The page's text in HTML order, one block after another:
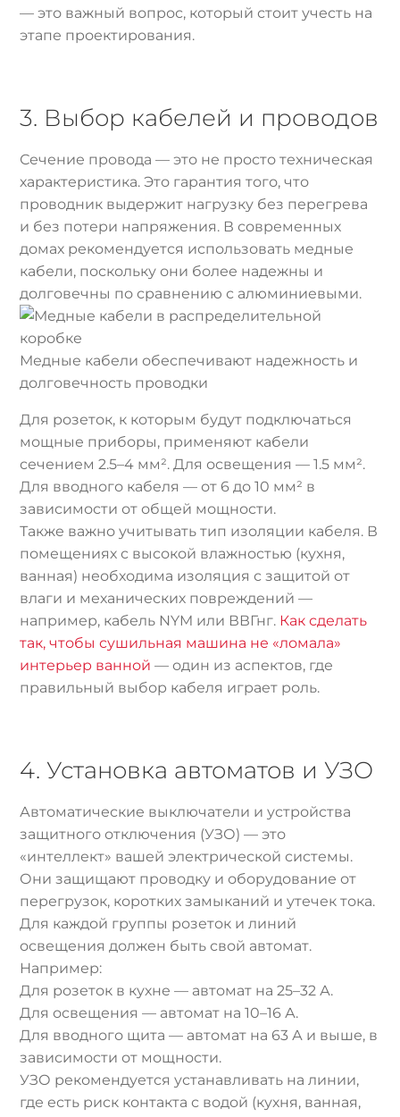
— это важный вопрос, который стоит учесть на
этапе проектирования.
3. Выбор кабелей и проводов
Сечение провода — это не просто техническая
характеристика. Это гарантия того, что
проводник выдержит нагрузку без перегрева
и без потери напряжения. В современных
домах рекомендуется использовать медные
кабели, поскольку они более надежны и
долговечны по сравнению с алюминиевыми.
Медные кабели обеспечивают надежность и
долговечность проводки
Для розеток, к которым будут подключаться
мощные приборы, применяют кабели
сечением 2.5–4 мм². Для освещения — 1.5 мм².
Для вводного кабеля — от 6 до 10 мм² в
зависимости от общей мощности.
Также важно учитывать тип изоляции кабеля. В
помещениях с высокой влажностью (кухня,
ванная) необходима изоляция с защитой от
влаги и механических повреждений —
например, кабель NYM или ВВГнг. Как сделать
так, чтобы сушильная машина не «ломала»
интерьер ванной — один из аспектов, где
правильный выбор кабеля играет роль.
4. Установка автоматов и УЗО
Автоматические выключатели и устройства
защитного отключения (УЗО) — это
«интеллект» вашей электрической системы.
Они защищают проводку и оборудование от
перегрузок, коротких замыканий и утечек тока.
Для каждой группы розеток и линий
освещения должен быть свой автомат.
Например:
Для розеток в кухне — автомат на 25–32 А.
Для освещения — автомат на 10–16 А.
Для вводного щита — автомат на 63 А и выше, в
зависимости от мощности.
УЗО рекомендуется устанавливать на линии,
где есть риск контакта с водой (кухня, ванная,